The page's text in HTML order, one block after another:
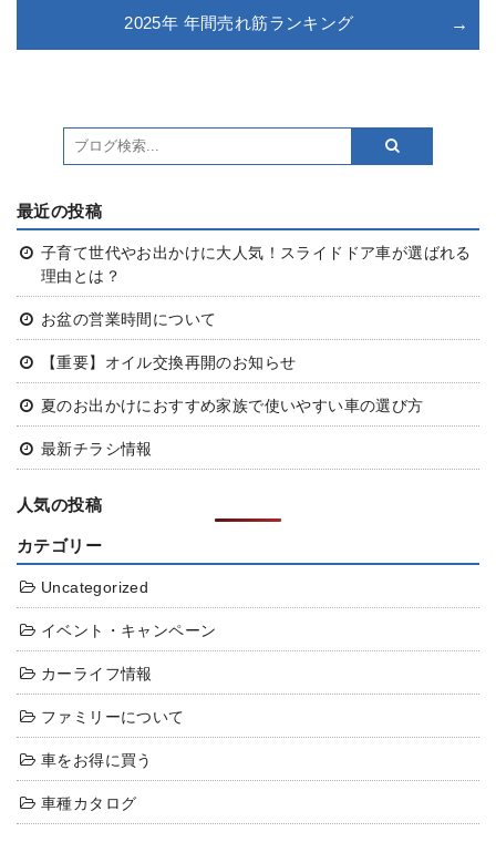
2025年 年間売れ筋ランキング
最近の投稿
子育て世代やお出かけに大人気！スライドドア車が選ばれる
理由とは？
お盆の営業時間について
【重要】オイル交換再開のお知らせ
夏のお出かけにおすすめ家族で使いやすい車の選び方
最新チラシ情報
人気の投稿
カテゴリー
Uncategorized
イベント・キャンペーン
カーライフ情報
ファミリーについて
車をお得に買う
車種カタログ